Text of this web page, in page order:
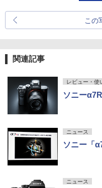
この
関連記事
レビュー・使
ソニー
ニュース
ソニー「
ニュース